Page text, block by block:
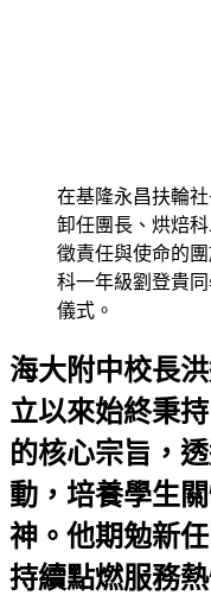
在基隆永昌扶輪
卸任團長、烘焙
徵責任與使命的
科一年級劉登貴
儀式。
海大附中校長
立以來始終秉
的核心宗旨，
動，培養學生
神。他期勉新
持續點燃服務